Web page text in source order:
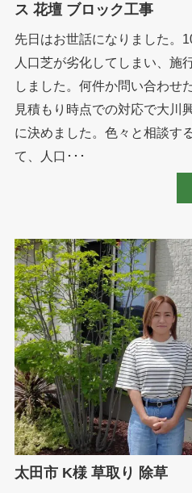
ス 花壇 ブロック工事
先日はお世話になりました。
人口芝が劣化してしまい、施
しました。何件か問い合わせ
見積もり時点での対応で大川
に決めました。色々と相談す
て、人口･･･
太田市 K様 草取り 除草